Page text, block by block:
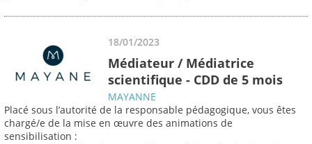
18/01/2023
Médiateur / Médiatrice
scientifique - CDD de 5 mois
MAYANNE
Placé sous l’autorité de la responsable pédagogique, vous êtes
chargé/e de la mise en œuvre des animations de
sensibilisation :